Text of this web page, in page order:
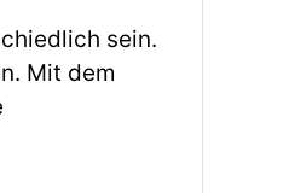
sein.
Mit dem